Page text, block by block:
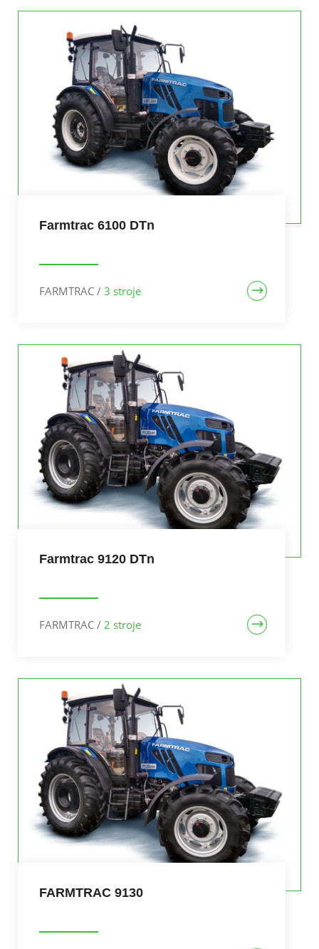
Farmtrac 6100 DTn
FARMTRAC / 3 stroje
Farmtrac 9120 DTn
FARMTRAC / 2 stroje
FARMTRAC 9130